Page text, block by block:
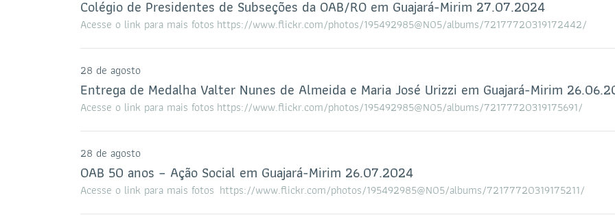
Colégio de Presidentes de Subseções da OAB/RO em Guajará-Mirim 27.07.2024
Acesse o link para mais fotos https://www.flickr.com/photos/195492985@N05/albums/72177720319172442/
28 de agosto
Entrega de Medalha Valter Nunes de Almeida e Maria José Urizzi em Guajará-Mirim
Acesse o link para mais fotos https://www.flickr.com/photos/195492985@N05/albums/72177720319175691/
28 de agosto
OAB 50 anos – Ação Social em Guajará-Mirim 26.07.2024
Acesse o link para mais fotos https://www.flickr.com/photos/195492985@N05/albums/72177720319175211/